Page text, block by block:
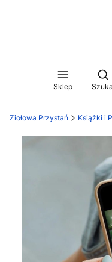
Sklep
Ziołowa Przystań Książki i